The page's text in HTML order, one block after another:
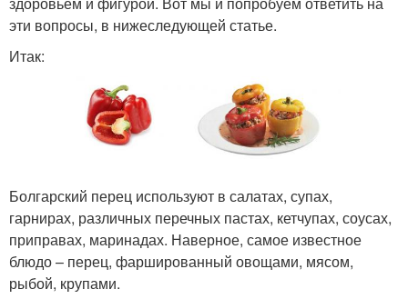
эти вопросы, в нижеследующей статье.
Итак:
Болгарский перец используют в салатах, супах,
гарнирах, различных перечных пастах, кетчупах, соусах,
приправах, маринадах. Наверное, самое известное
блюдо – перец, фаршированный овощами, мясом,
рыбой, крупами.